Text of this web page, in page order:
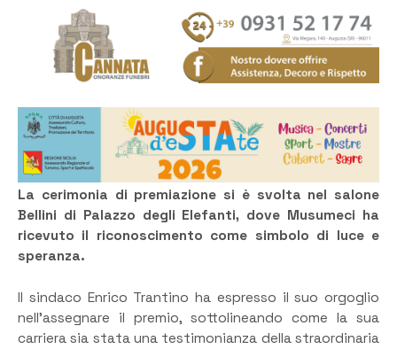
La cerimonia di premiazione si è svolta nel salone
Bellini di Palazzo degli Elefanti, dove Musumeci ha
ricevuto il riconoscimento come simbolo di luce e
speranza.
Il sindaco Enrico Trantino ha espresso il suo orgoglio
nell’assegnare il premio, sottolineando come la sua
carriera sia stata una testimonianza della straordinaria